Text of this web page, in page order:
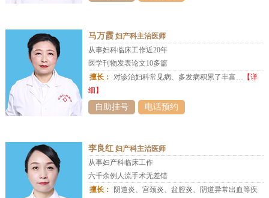
马万霞妇产科主治医师
从事妇科临床工作近20年
医学刊物发表论文10多篇
擅长： 对诊治妇科常见病、多发病积累了丰富… 【详
细】
自助挂号 电话预约
李良红妇产科主治医师
从事妇产科临床工作
六千余例人流手术无差错
擅长：
阴道炎、宫颈炎、盆腔炎、阴道异常出血等疾